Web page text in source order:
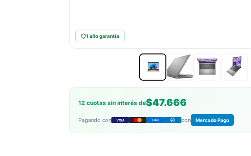
1 año garantía
12 cuotas sin interés de$47.666
Pagando con VISA AMEX DC con Mercado Pago